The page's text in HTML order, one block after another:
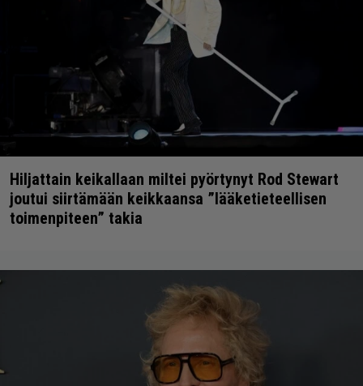
Hiljattain keikallaan miltei pyörtynyt Rod Stewart
joutui siirtämään keikkaansa ”lääketieteellisen
toimenpiteen” takia